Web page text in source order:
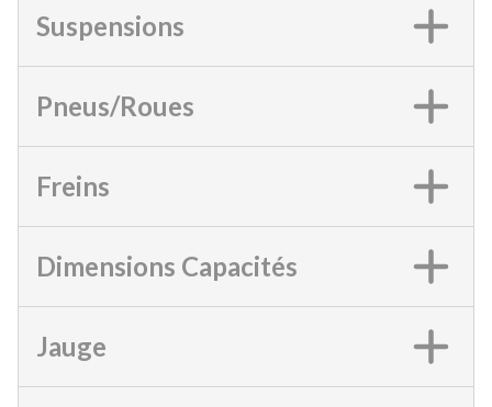
Suspensions
Pneus/Roues
Freins
Dimensions Capacités
Jauge